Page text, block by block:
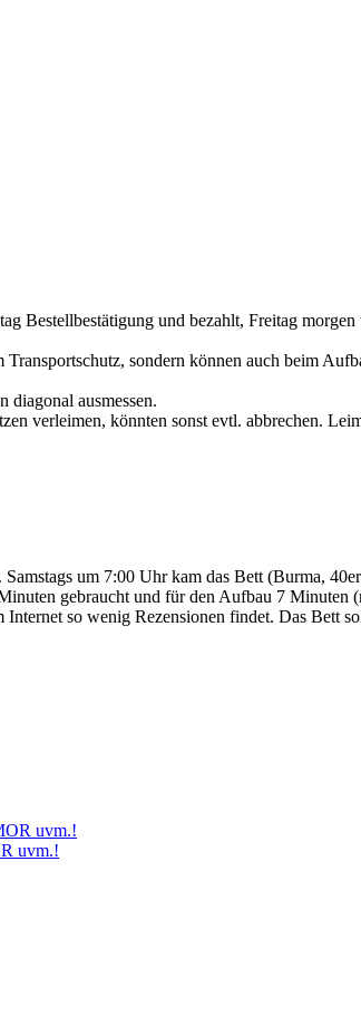
Bestellbestätigung und bezahlt, Freitag morgen
sondern können auch beim
diagonal ausmessen.
verleimen, könnten sonst evtl. abbrechen.
um 7:00 Uhr kam das Bett (Burma,
gebraucht und für den Aufbau 7
so wenig Rezensionen findet. Das Bett
uvm.!